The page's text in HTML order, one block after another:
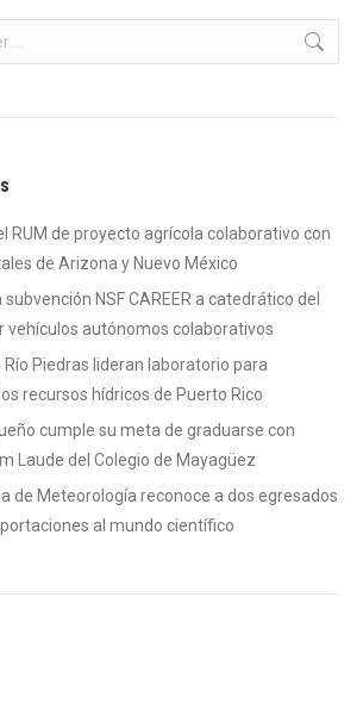
RUM de proyecto agrícola colaborativo con
de Arizona y Nuevo México
NSF CAREER a catedrático del
vehículos autónomos colaborativos
Río Piedras lideran laboratorio para
recursos hídricos de Puerto Rico
cumple su meta de graduarse con
Laude del Colegio de Mayagüez
de Meteorología reconoce a dos egresados
al mundo científico